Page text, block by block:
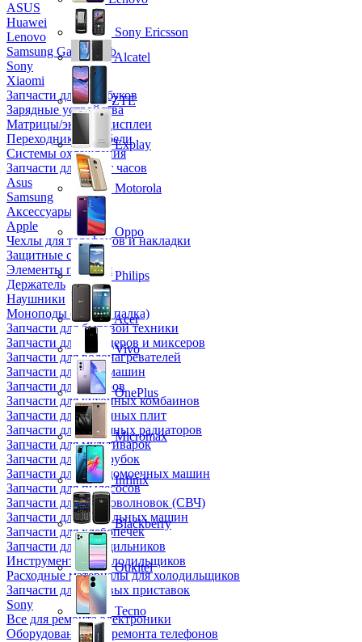
ASUS
Huawei
Lenovo
Samsung Galaxy Tab
Sony
Xiaomi
Запчасти для ноутбуков
Зарядные устройства
Матрицы/экраны/дисплеи
Переходники и кабели
Системы охлаждения
Запчасти для смарт часов
Asus
Samsung
Аксессуары
Apple
Чехлы для телефонов и накладки
Защитные стекла
Элементы питания
Держатель
Наушники
Моноподы (Селфи палка)
Запчасти для бытовой техники
Запчасти для блендеров и миксеров
Запчасти для водонагревателей
Запчасти для кофемашин
Запчасти для кулеров
Запчасти для кухонных комбаинов
Запчасти для кухонных плит
Запчасти для масляных радиаторов
Запчасти для мультиварок
Запчасти для мясорубок
Запчасти для посудомоечных машин
Запчасти для пылесосов
Запчасти для микроволновок (СВЧ)
Запчасти для стиральных машин
Запчасти для хлебопечек
Запчасти для холодильников
Инструмент для холодильщиков
Расходные материалы для холодильщиков
Запчасти для игровых приставок
Sony
Все для ремонта электроники
Оборудование для ремонта телефонов
Sony Ericsson
Alcatel
ZTE
Explay
Motorola
Oppo
Philips
Acer
Vivo
OnePlus
Micromax
Infinix
Blackberry
Oukitel
Tecno